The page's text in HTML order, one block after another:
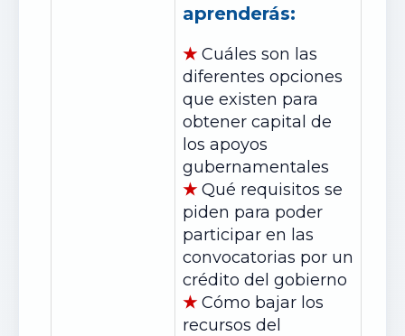
aprenderás:
★ Cuáles son las
diferentes opciones
que existen para
obtener capital de
los apoyos
gubernamentales
★ Qué requisitos se
piden para poder
participar en las
convocatorias por un
crédito del gobierno
★ Cómo bajar los
recursos del